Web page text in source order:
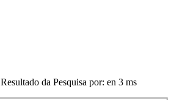
Resultado da Pesquisa por: en 3 ms